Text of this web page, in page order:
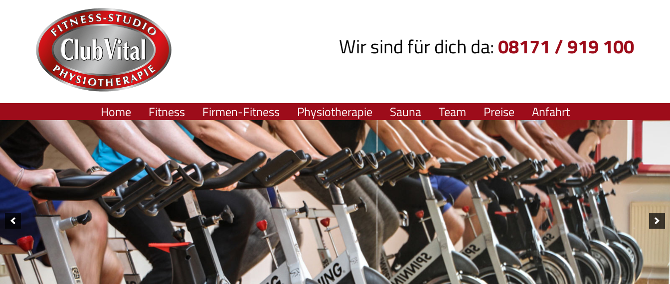
Wir sind für dich da:08171 / 919 100
Home Fitness Firmen-Fitness Physiotherapie Sauna Team Preise Anfahrt